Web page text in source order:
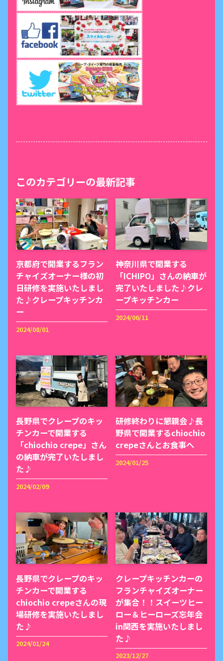
このカテゴリーの最新記事
京都府で開業するフラン
チャイズオーナー様の初
日研修を実施いたしまし
た♪クレープキッチンカ
ー
2024/08/01
神奈川県で開業する
「ICHIPO」さんの納車が
完了いたしました♪クレ
ープキッチンカー
2024/06/11
長野県でクレープのキッ
チンカーで開業する
「chiochio crepe」さん
の納車が完了いたしまし
た♪
2024/02/09
研修終わりに懇親会♪長
野県で開業するchiochio
crepeさんとお食事へ
2024/01/25
長野県でクレープのキッ
チンカーで開業する
chiochio crepeさんの現
場研修を実施いたしまし
た♪
2024/01/24
クレープキッチンカーの
フランチャイズオーナー
が集合！！スイーツヒー
ロー＆ヒーローズ忘年会
in関西を実施いたしまし
た♪
2023/12/27